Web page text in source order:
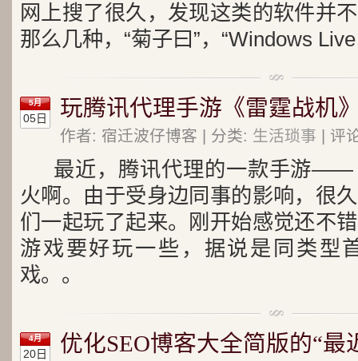
网上搜了很久，发现这类的软件并
那么几种，“菊子曰”，“Windows
5月
05日 玩腾讯代理手游《雷霆战机
作者: 宿迁波仔博客 | 分类: 生活琐事 | 评
最近，腾讯代理的一款手游——
火啊。由于受身边同事的影响，很
们一起玩了起来。刚开始感觉还不
游戏要好玩一些，据说是同类型
戏。。
4月
20日 优化SEO博客大全简版的“最